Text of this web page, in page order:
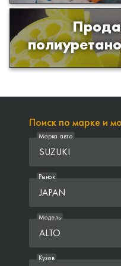
Продажа
Поиск по марке и
SUZUKI
Марка авто
JAPAN
Рынок
ALTO
Модель
Кузов